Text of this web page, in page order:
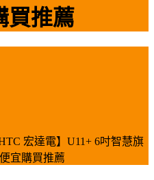
買推薦
宏達電】U11+ 6吋智慧旗
宜購買推薦